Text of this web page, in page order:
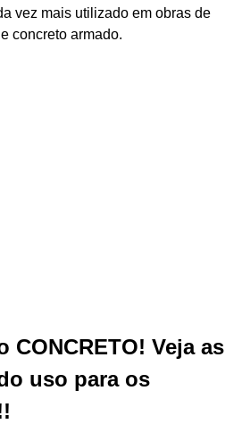
vez mais utilizado em obras de
concreto armado.
CONCRETO! Veja as
uso para os